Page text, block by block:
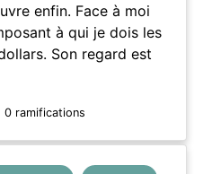
enfin. Face à moi
à qui je dois les
Son regard est
0 ramifications